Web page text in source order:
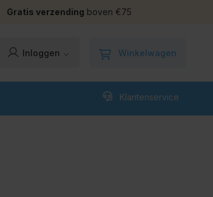
Gratis verzending boven €75
Inloggen Winkelwagen
Klantenservice